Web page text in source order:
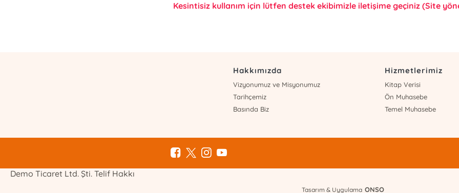
Kesintisiz kullanım için lütfen destek ekibimizle iletişime geçiniz (Site
Hakkımızda
Vizyonumuz ve Misyonumuz
Tarihçemiz
Basında Biz
Hizmetlerimiz
Kitap Verisi
Ön Muhasebe
Temel Muhasebe
Demo Ticaret Ltd. Şti. Telif Hakkı
Tasarım & Uygulama ONSO